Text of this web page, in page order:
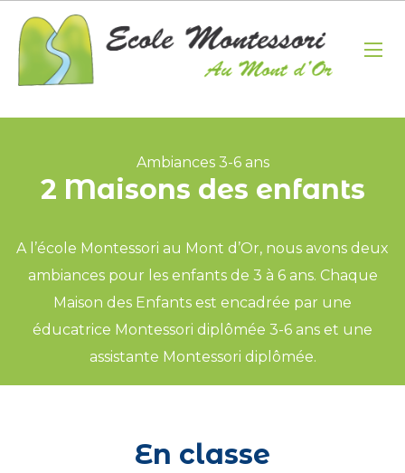
Ambiances 3-6 ans
2 Maisons des enfants
A l’école Montessori au Mont d’Or, nous avons deux
ambiances pour les enfants de 3 à 6 ans. Chaque
Maison des Enfants est encadrée par une
éducatrice Montessori diplômée 3-6 ans et une
assistante Montessori diplômée.
En classe